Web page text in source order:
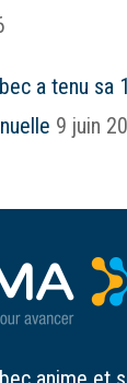
a tenu sa
9 juin